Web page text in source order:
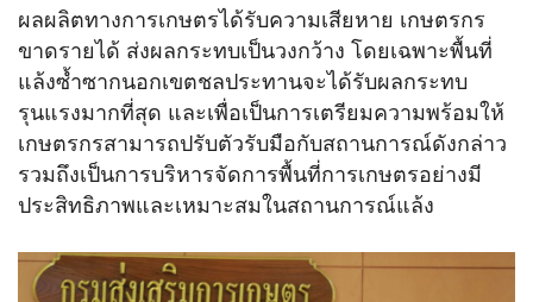
ผลผลิตทางการเกษตรได้รับความเสียหาย เกษตรกร
ขาดรายได้ ส่งผลกระทบเป็นวงกว้าง โดยเฉพาะพื้นที่
แล้งซ้ำซากนอกเขตชลประทานจะได้รับผลกระทบ
รุนแรงมากที่สุด และเพื่อเป็นการเตรียมความพร้อมให้
เกษตรกรสามารถปรับตัวรับมือกับสถานการณ์ดังกล่าว
รวมถึงเป็นการบริหารจัดการพื้นที่การเกษตรอย่างมี
ประสิทธิภาพและเหมาะสมในสถานการณ์แล้ง